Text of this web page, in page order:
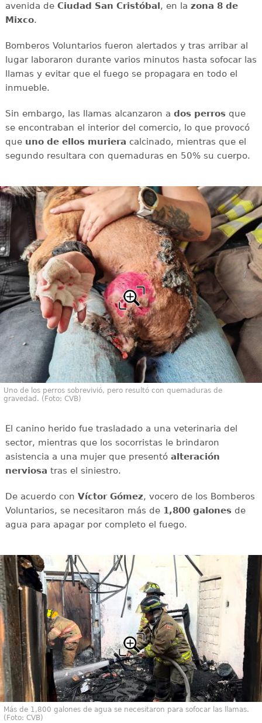
avenida de Ciudad San Cristóbal, en la zona 8 de
Mixco.
Bomberos Voluntarios fueron alertados y tras arribar al
lugar laboraron durante varios minutos hasta sofocar las
llamas y evitar que el fuego se propagara en todo el
inmueble.
Sin embargo, las llamas alcanzaron a dos perrosque
se encontraban el interior del comercio, lo que provocó
que uno de ellos muriera calcinado, mientras que el
segundo resultara con quemaduras en 50% su cuerpo.
Uno de los perros sobrevivió, pero resultó con quemaduras de
gravedad. (Foto: CVB)
El canino herido fue trasladado a una veterinaria del
sector, mientras que los socorristas le brindaron
asistencia a una mujer que presentó alteración
nerviosa tras el siniestro.
De acuerdo con Víctor Gómez, vocero de los Bomberos
Voluntarios, se necesitaron más de 1,800 galonesde
agua para apagar por completo el fuego.
Más de 1,800 galones de agua se necesitaron para sofocar las llamas.
(Foto: CVB)